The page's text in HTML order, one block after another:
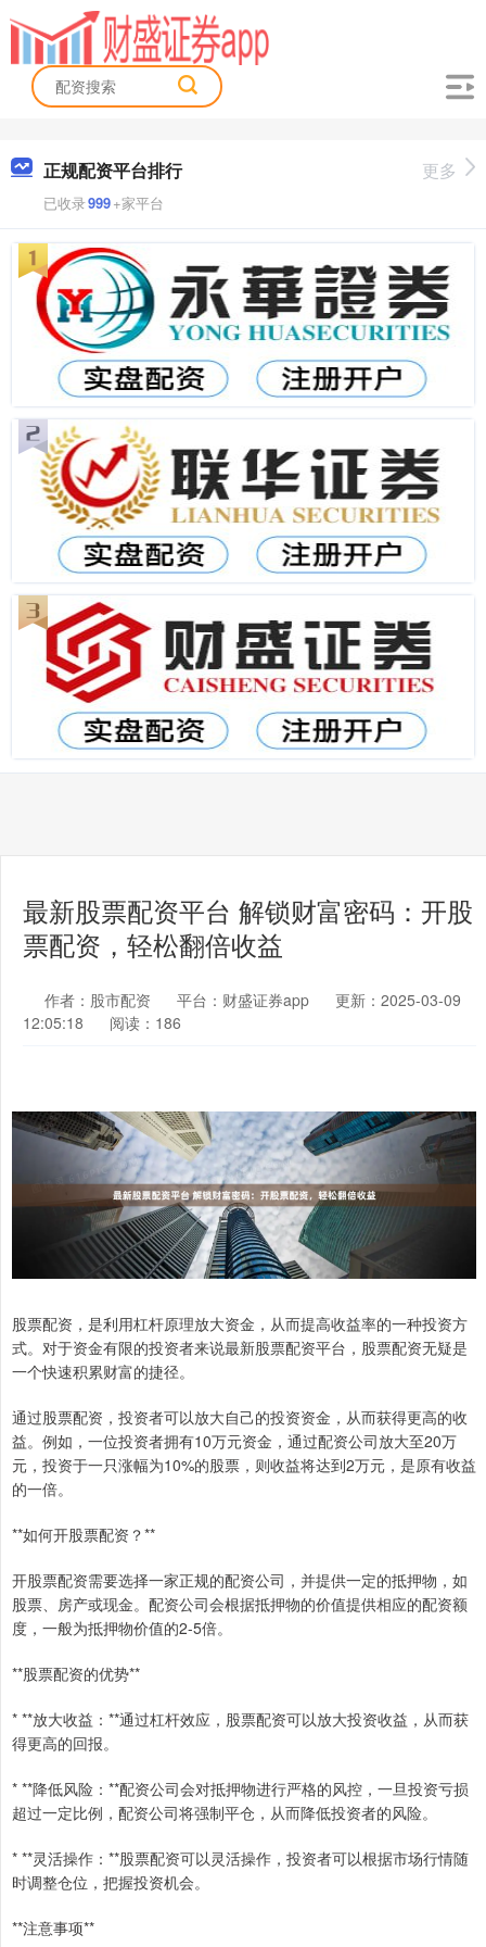
正规配资平台排行
已收录999+家平台
更多
最新股票配资平台 解锁财富密码：开股
票配资，轻松翻倍收益
作者：股市配资 平台：财盛证券app
更新：2025-03-09
12:05:18
阅读：186
股票配资，是利用杠杆原理放大资金，从而提高收益率的一种投资方
式。对于资金有限的投资者来说最新股票配资平台，股票配资无疑是
一个快速积累财富的捷径。
通过股票配资，投资者可以放大自己的投资资金，从而获得更高的收
益。例如，一位投资者拥有10万元资金，通过配资公司放大至20万
元，投资于一只涨幅为10%的股票，则收益将达到2万元，是原有收益
的一倍。
**如何开股票配资？**
开股票配资需要选择一家正规的配资公司，并提供一定的抵押物，如
股票、房产或现金。配资公司会根据抵押物的价值提供相应的配资额
度，一般为抵押物价值的2-5倍。
**股票配资的优势**
* **放大收益：**通过杠杆效应，股票配资可以放大投资收益，从而获
得更高的回报。
* **降低风险：**配资公司会对抵押物进行严格的风控，一旦投资亏损
超过一定比例，配资公司将强制平仓，从而降低投资者的风险。
* **灵活操作：**股票配资可以灵活操作，投资者可以根据市场行情随
时调整仓位，把握投资机会。
**注意事项**